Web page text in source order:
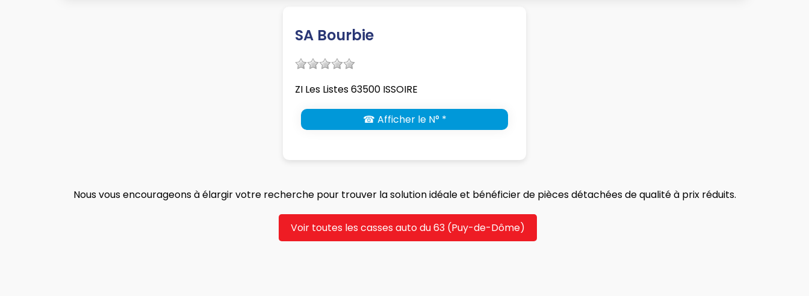
SA Bourbie
ZI Les Listes 63500 ISSOIRE
☎ Afficher le N° *
Nous vous encourageons à élargir votre recherche pour trouver la solution idéale et bénéficier de pièces détachées de qualité à prix réduits.
Voir toutes les casses auto du 63 (Puy-de-Dôme)